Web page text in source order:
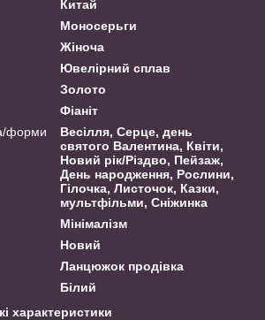
Китай
Моносерьги
Жіноча
Ювелірний сплав
Золото
Фіаніт
форми
Весілля, Серце, день
святого Валентина, Квіти,
Новий рік/Різдво, Пейзаж,
День народження, Рослини,
Гілочка, Листочок, Казки,
мультфільми, Сніжинка
Мінімалізм
Новий
Ланцюжок продівка
Білий
характеристики